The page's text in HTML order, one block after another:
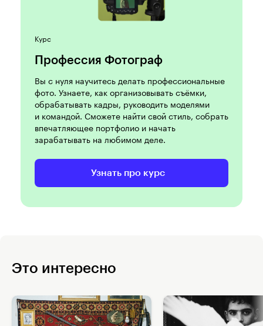
Курс
Профессия Фотограф
Вы с нуля научитесь делать профессиональные
фото. Узнаете, как организовывать съёмки,
обрабатывать кадры, руководить моделями
и командой. Сможете найти свой стиль, собрать
впечатляющее портфолио и начать
зарабатывать на любимом деле.
Узнать про курс
Это интересно